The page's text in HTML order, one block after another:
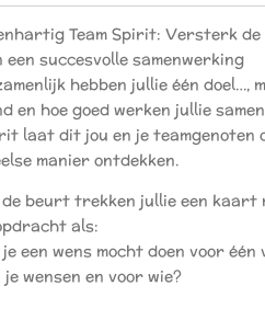
Team Spirit: Versterk de
een succesvolle samenwerking
hebben jullie één doel…,
en hoe goed werken jullie
laat dit jou en je teamgenoten
manier ontdekken.
de beurt trekken jullie een kaart
als:
een wens mocht doen voor
je wensen en voor wie?